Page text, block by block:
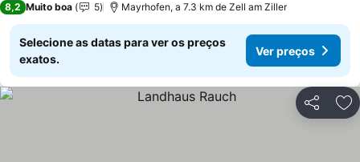
8,2 Muito boa 5 Mayrhofen, a 7.3 km de Zell am Ziller
Selecione as datas para ver os preços
exatos.
Ver preços
Partilhar